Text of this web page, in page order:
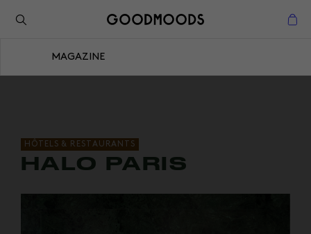
MAGAZINE
HÔTELS & RESTAURANTS
HALO PARIS
Retour à l'inspiration